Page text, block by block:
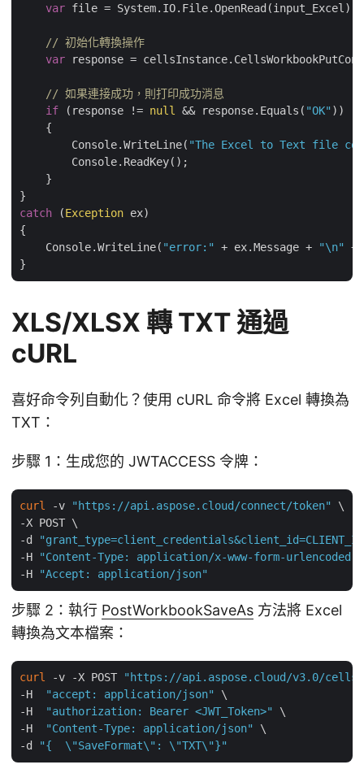
var file = System.IO.File.OpenRead(input_Excel);
// 初始化轉換操作
var response =
// 如果連接成功，則打印成功消息
if (response != null && response.Equals( "OK" ))
    {
        Console.WriteLine(
"The Excel to Text file
        Console.ReadKey();
    }
catch (Exception ex)
{
    Console.WriteLine(
"error:" + ex.Message + "\n"
+
XLS/XLSX 轉 TXT 通過
cURL
喜好命令列自動化？使用 cURL 命令將 Excel 轉換為
TXT：
步驟 1：生成您的 JWTACCESS 令牌：
curl -v "https://api.aspose.cloud/connect/token"
\
-X POST \
-d
-H
"Content-Type: application/x-www-form-urlencoded"
-H
"Accept: application/json"
步驟 2：執行 PostWorkbookSaveAs 方法將 Excel
轉換為文本檔案：
curl -v -X POST
"https://api.aspose.cloud/v3.0/cells/
-H
"accept: application/json"
\
-H
"authorization: Bearer <JWT_Token>"
\
-H
"Content-Type: application/json"
\
-d
"{  \"SaveFormat\": \"TXT\"}"